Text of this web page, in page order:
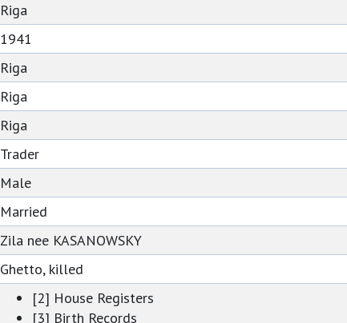
Riga
1941
Riga
Riga
Riga
Trader
Male
Married
Zila nee KASANOWSKY
Ghetto, killed
[2] House Registers
[3] Birth Records